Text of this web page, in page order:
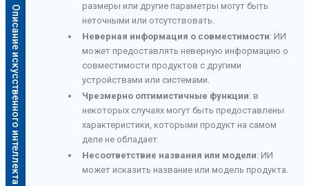
Описание искусственного интеллекта
размеры или другие параметры могут быть
неточными или отсутствовать.
Неверная информация о совместимости: ИИ
может предоставлять неверную информацию о
совместимости продуктов с другими
устройствами или системами.
Чрезмерно оптимистичные функции: в
некоторых случаях могут быть предоставлены
характеристики, которыми продукт на самом
деле не обладает.
Несоответствие названия или модели: ИИ
может исказить название или модель продукта.